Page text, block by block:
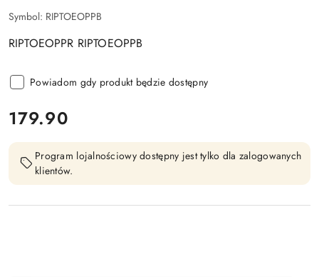
Symbol: RIPTOEOPPB
RIPTOEOPPR RIPTOEOPPB
Powiadom gdy produkt będzie dostępny
cena:
179.90
Program lojalnościowy dostępny jest tylko dla zalogowanych
klientów.